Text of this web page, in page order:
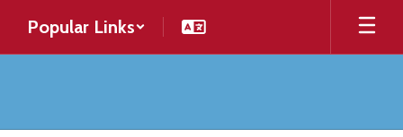
main
Popular Links